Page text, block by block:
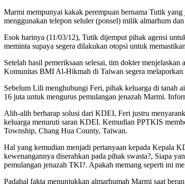
Marmi mempunyai kakak perempuan bernama Tutik
menggunakan telepon seluler (ponsel) milik almarhum
Esok harinya (11/03/12), Tutik dijemput pihak agensi
meminta supaya segera dilakukan otopsi untuk
Setelah hasil pemeriksaan selesai, tim dokter
Komunitas BMI Al-Hikmah di Taiwan segera
Sebelum Lili menghubungi Feri, pihak keluarga di tanah
16 juta untuk mengurus pemulangan jenazah Marmi.
Alih-alih berharap solusi dari KDEI, Feri justru
keluarga menuruti saran KDEI. Kemudian PPTKIS
Township, Chang Hua County, Taiwan.
Hal yang kemudian menjadi pertanyaan kepada Kepala
kewenangannya diserahkan pada pihak swasta?, Siapa
pemulangan jenazah TKI?. Apakah memang seperti ini
Padahal fakta menunjukkan almarhumah Marmi saat